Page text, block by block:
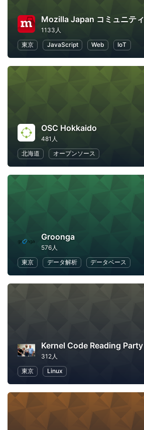
Mozilla Japan コミュニティ
1133人
東京
JavaScript Web IoT
OSC Hokkaido
481人
北海道
オープンソース
Groonga
576人
東京
データ解析 データベース
312人
東京
Linux